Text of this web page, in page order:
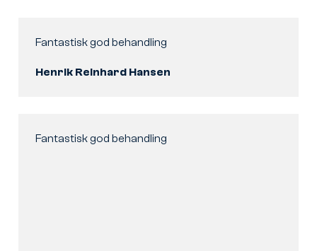
Fantastisk god behandling
Henrik Reinhard Hansen
Fantastisk god behandling